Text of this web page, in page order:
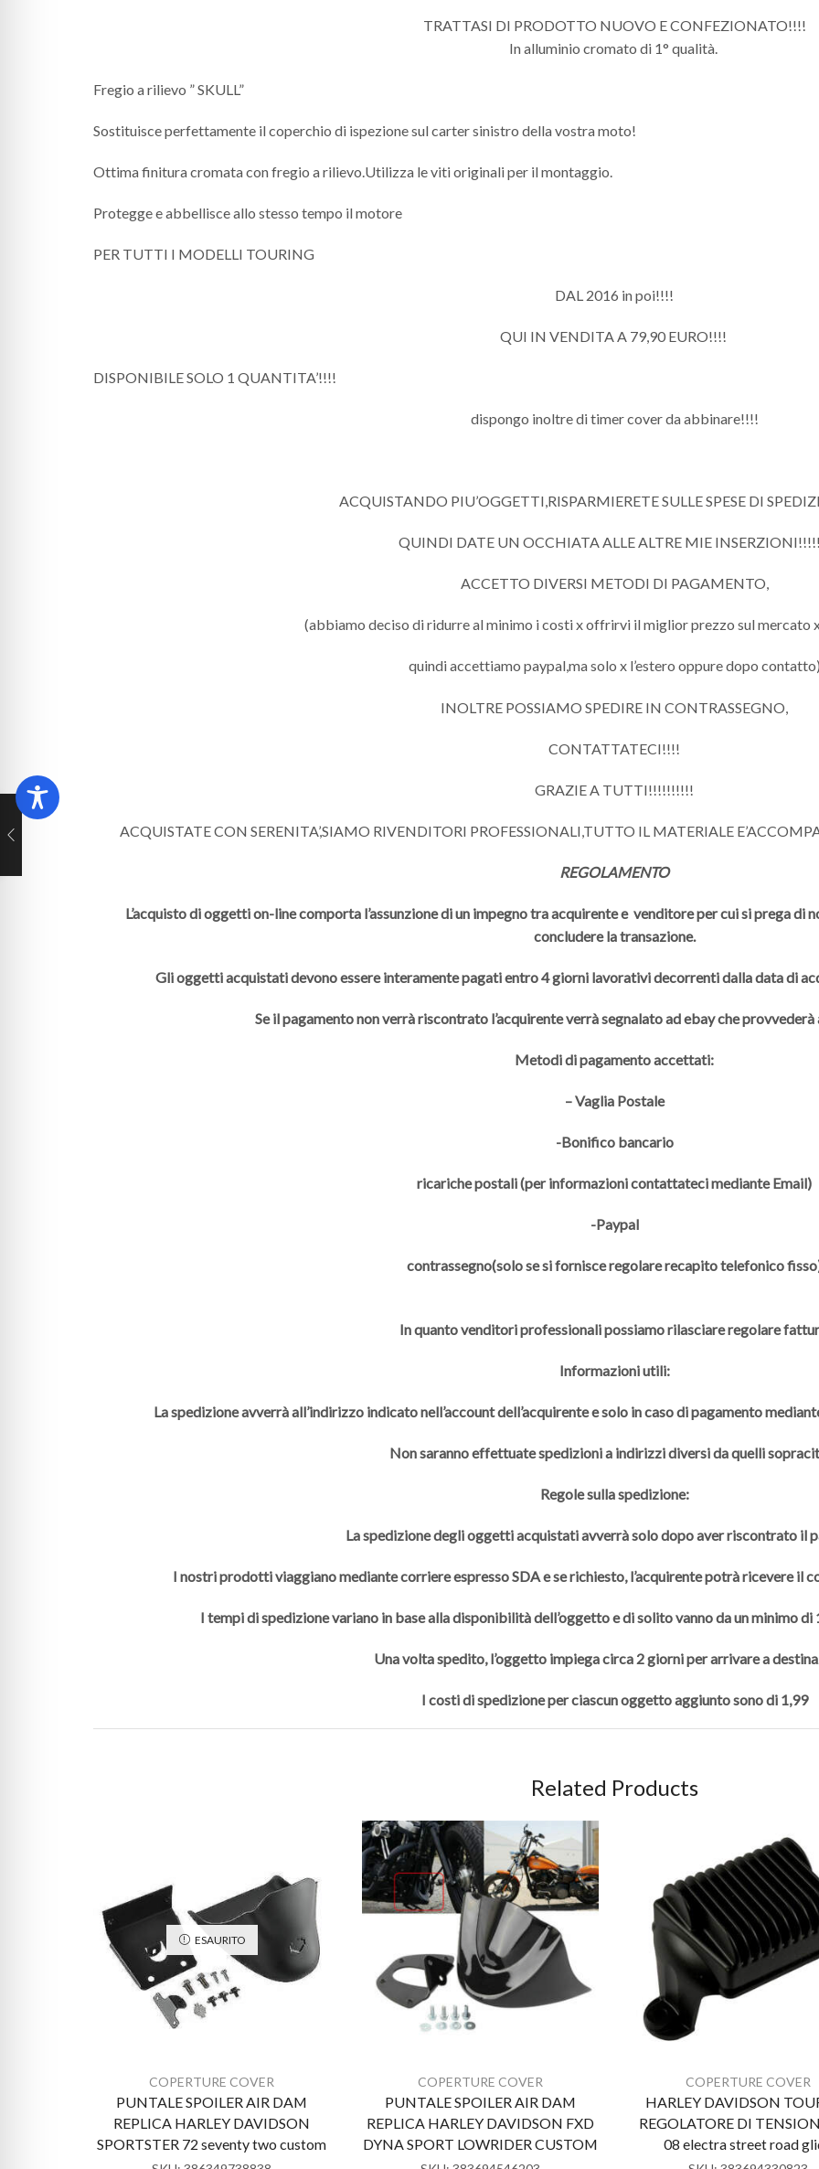
TRATTASI DI PRODOTTO NUOVO E CONFEZIONATO!!!!
In alluminio cromato di 1° qualità.
Fregio a rilievo ” SKULL”
Sostituisce perfettamente il coperchio di ispezione sul carter sinistro della vostra moto!
Ottima finitura cromata con fregio a rilievo.Utilizza le viti originali per il montaggio.
Protegge e abbellisce allo stesso tempo il motore
PER TUTTI I MODELLI TOURING
DAL 2016 in poi!!!!
QUI IN VENDITA A 79,90 EURO!!!!
DISPONIBILE SOLO 1 QUANTITA’!!!!
dispongo inoltre di timer cover da abbinare!!!!
ACQUISTANDO PIU’OGGETTI,RISPARMIERETE SULLE SPESE DI
QUINDI DATE UN OCCHIATA ALLE ALTRE MIE
ACCETTO DIVERSI METODI DI PAGAMENTO,
(abbiamo deciso di ridurre al minimo i costi x offrirvi il miglior prezzo sul mercato
quindi accettiamo paypal,ma solo x l’estero oppure dopo contatto)
INOLTRE POSSIAMO SPEDIRE IN CONTRASSEGNO,
CONTATTATECI!!!!
GRAZIE A TUTTI!!!!!!!!!!
ACQUISTATE CON SERENITA’,SIAMO RIVENDITORI PROFESSIONALI,TUTTO IL MATERIALE
REGOLAMENTO
L’acquisto di oggetti on-line comporta l’assunzione di un impegno tra acquirente e venditore per cui si prega di
concludere la transazione.
Gli oggetti acquistati devono essere interamente pagati entro 4 giorni lavorativi decorrenti dalla data di
Se il pagamento non verrà riscontrato l’acquirente verrà segnalato ad ebay che
Metodi di pagamento accettati:
– Vaglia Postale
-Bonifico bancario
ricariche postali (per informazioni contattateci mediante Email)
-Paypal
contrassegno(solo se si fornisce regolare recapito telefonico
In quanto venditori professionali possiamo rilasciare regolare
Informazioni utili:
La spedizione avverrà all’indirizzo indicato nell’account dell’acquirente e solo in caso di pagamento
Non saranno effettuate spedizioni a indirizzi diversi da quelli
Regole sulla spedizione:
La spedizione degli oggetti acquistati avverrà solo dopo aver riscontrato il
I nostri prodotti viaggiano mediante corriere espresso SDA e se richiesto, l’acquirente potrà ricevere il
I tempi di spedizione variano in base alla disponibilità dell’oggetto e di solito vanno da un minimo di
Una volta spedito, l’oggetto impiega circa 2 giorni per arrivare a
I costi di spedizione per ciascun oggetto aggiunto sono di 1,99
Related Products
ESAURITO
COPERTURE COVER
PUNTALE SPOILER AIR DAM
REPLICA HARLEY DAVIDSON
SPORTSTER 72 seventy two custom
COPERTURE COVER
PUNTALE SPOILER AIR DAM
REPLICA HARLEY DAVIDSON FXD
DYNA SPORT LOWRIDER CUSTOM
COPERTURE COVER
HARLEY DAVIDSON
REGOLATORE DI
08 electra street road